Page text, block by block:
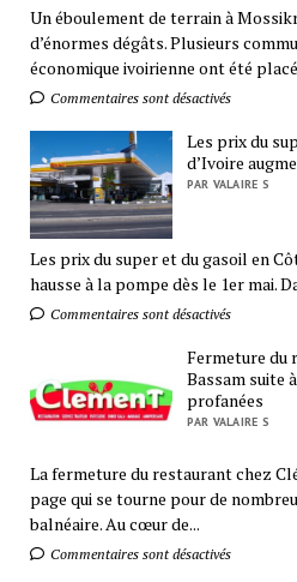
Un éboulement de terrain à
d’énormes dégâts. Plusieurs
économique ivoirienne ont été
Commentaires sont désactivés
Les prix du
d’Ivoire
PAR VALAIRE S
Les prix du super et du gasoil en
hausse à la pompe dès le 1er mai.
Commentaires sont désactivés
Fermeture du
Bassam suite
profanées
PAR VALAIRE S
La fermeture du restaurant chez
page qui se tourne pour de
balnéaire. Au cœur de...
Commentaires sont désactivés